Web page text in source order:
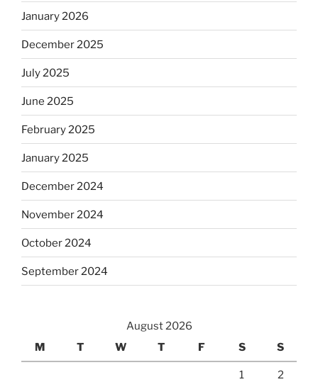
January 2026
December 2025
July 2025
June 2025
February 2025
January 2025
December 2024
November 2024
October 2024
September 2024
August 2026
M
T W T F S S
1 2